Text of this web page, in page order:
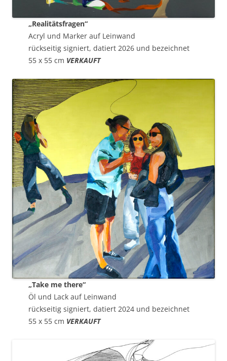
„Realitätsfragen“
Acryl und Marker auf Leinwand
rückseitig signiert, datiert 2026 und bezeichnet
55 x 55 cm VERKAUFT
„Take me there“
Öl und Lack auf Leinwand
rückseitig signiert, datiert 2024 und bezeichnet
55 x 55 cm VERKAUFT